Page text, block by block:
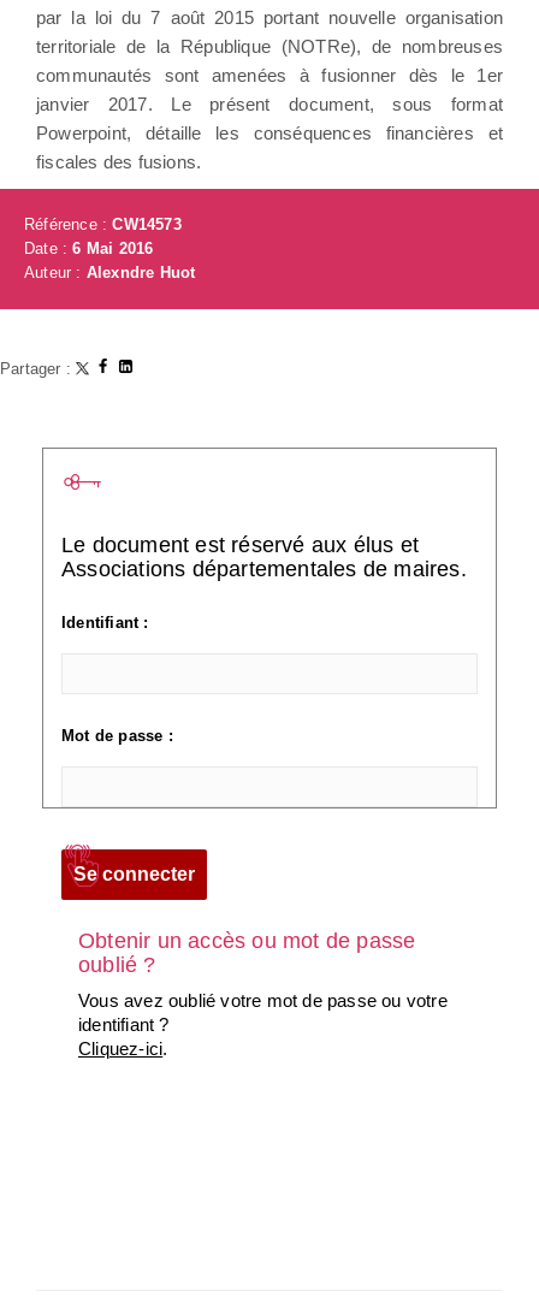
par la loi du 7 août 2015 portant nouvelle organisation
territoriale de la République (NOTRe), de nombreuses
communautés sont amenées à fusionner dès le 1er
janvier 2017. Le présent document, sous format
Powerpoint, détaille les conséquences financières et
fiscales des fusions.
Référence :CW14573
Date :6 Mai 2016
Auteur : Alexndre Huot
Partager :
Le document est réservé aux élus et
Associations départementales de maires.
Identifiant :
Mot de passe :
Obtenir un accès ou mot de passe
oublié ?
Vous avez oublié votre mot de passe ou votre
identifiant ?
Cliquez-ici.